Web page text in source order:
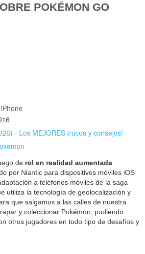
POKÉMON GO
iPhone
- Los MEJORES trucos y consejos!
de rol en realidad aumentada
por Niantic para dispositivos móviles iOS
a teléfonos móviles de la saga
utiliza la tecnología de geolocalización y
que salgamos a las calles de nuestra
y coleccionar Pokémon, pudiendo
otros jugadores en todo tipo de desafíos y